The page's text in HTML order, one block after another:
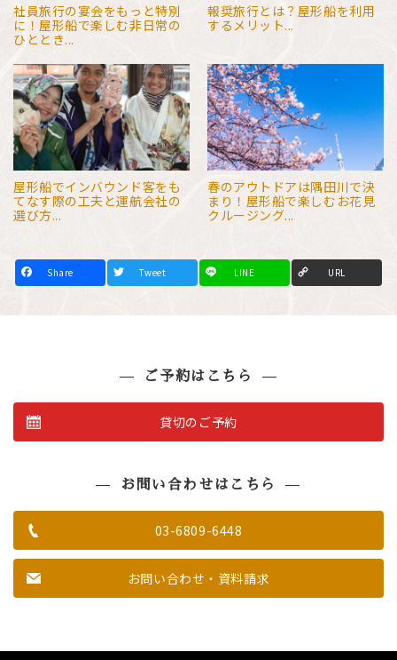
社員旅行の宴会をもっと特別
に！屋形船で楽しむ非日常の
ひととき...
報奨旅行とは？屋形船を利用
するメリット...
屋形船でインバウンド客をも
てなす際の工夫と運航会社の
選び方...
春のアウトドアは隅田川で決
まり！屋形船で楽しむお花見
クルージング...
F
a
T
w
L
i
ご予約はこちら
貸切のご予約
お問い合わせはこちら
03-6809-6448
お問い合わせ・資料請求